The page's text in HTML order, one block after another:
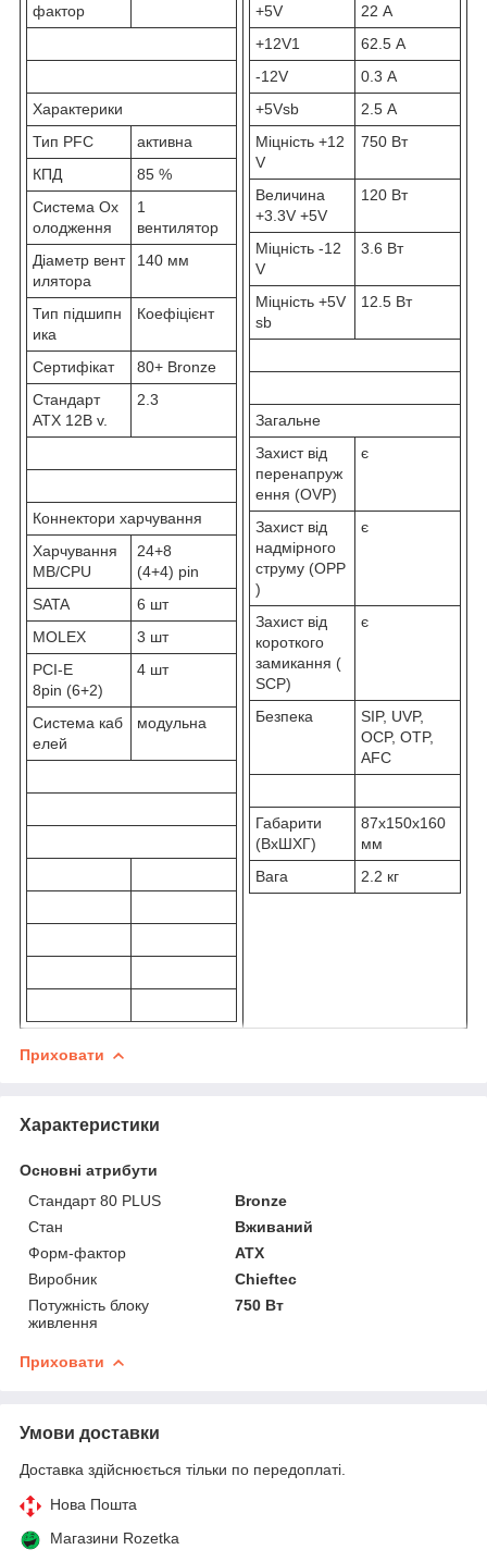
фактор
Характерики
Тип PFC
активна
КПД
85 %
Система Ох
олодження
1
вентилятор
Діаметр вент
илятора
140 мм
Тип підшипн
ика
Коефіцієнт
Сертифікат
80+ Bronze
Стандарт
ATX 12В v.
2.3
Коннектори харчування
Харчування
MB/CPU
24+8
(4+4) pin
SATA
6 шт
MOLEX
3 шт
PCI-E
8pin (6+2)
4 шт
Система каб
елей
модульна
+5V
22 А
+12V1
62.5 А
-12V
0.3 А
+5Vsb
2.5 А
Міцність +12
V
750 Вт
Величина
+3.3V +5V
120 Вт
Міцність -12
V
3.6 Вт
Міцність +5V
sb
12.5 Вт
Загальне
Захист від
перенапруж
ення (OVP)
є
Захист від
надмірного
струму (OPP
)
є
Захист від
короткого
замикання (
SCP)
є
Безпека
SIP, UVP,
OCP, OTP,
AFC
Габарити
(ВхШХГ)
87x150x160
мм
Вага
2.2 кг
Приховати
Характеристики
Основні атрибути
Стандарт 80 PLUS
Bronze
Стан
Вживаний
Форм-фактор
ATX
Виробник
Chieftec
Потужність блоку
живлення
750 Вт
Приховати
Умови доставки
Доставка здійснюється тільки по передоплаті.
Нова Пошта
Магазини Rozetka